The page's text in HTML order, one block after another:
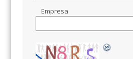
Empresa